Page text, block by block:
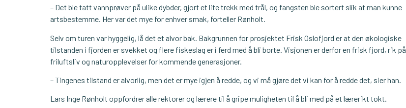
– Det ble tatt vannprøver på ulike dybder, gjort et lite trekk med trål, og fangsten ble sortert slik at man kunne
artsbestemme. Her var det mye for enhver smak, forteller Rønholt.
Selv om turen var hyggelig, lå det et alvor bak. Bakgrunnen for prosjektet Frisk Oslofjord er at den økologiske
tilstanden i fjorden er svekket og flere fiskeslag er i ferd med å bli borte. Visjonen er derfor en frisk fjord, rik på
friluftsliv og naturopplevelser for kommende generasjoner.
– Tingenes tilstand er alvorlig, men det er mye igjen å redde, og vi må gjøre det vi kan for å redde det, sier han.
Lars Inge Rønholt oppfordrer alle rektorer og lærere til å gripe muligheten til å bli med på et lærerikt tokt.